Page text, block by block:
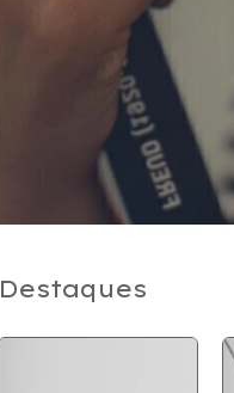
Destaques